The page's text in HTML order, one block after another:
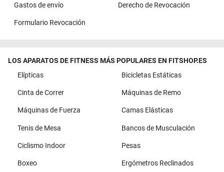
Gastos de envío Derecho de Revocación
Formulario Revocación
LOS APARATOS DE FITNESS MÁS POPULARES EN FITSHOP.ES
Elípticas
Bicicletas Estáticas
Cinta de Correr Máquinas de Remo
Máquinas de Fuerza Camas Elásticas
Tenis de Mesa Bancos de Musculación
Ciclismo Indoor Pesas
Boxeo Ergómetros Reclinados